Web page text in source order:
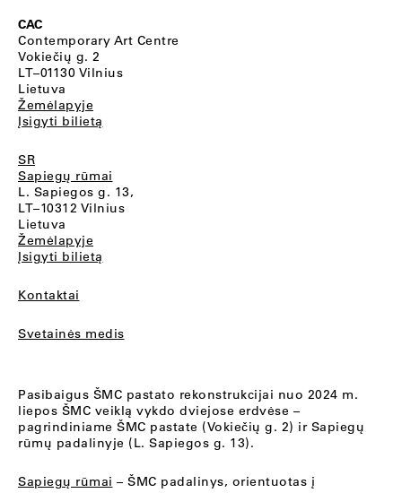
CAC
Contemporary Art Centre
Vokiečių g. 2
LT–01130 Vilnius
Lietuva
Žemėlapyje
Įsigyti bilietą
SR
Sapiegų rūmai
L. Sapiegos g. 13,
LT–10312 Vilnius
Lietuva
Žemėlapyje
Įsigyti bilietą
Kontaktai
Svetainės medis
Pasibaigus ŠMC pastato rekonstrukcijai nuo 2024 m.
liepos ŠMC veiklą vykdo dviejose erdvėse –
pagrindiniame ŠMC pastate (Vokiečių g. 2) ir Sapiegų
rūmų padalinyje (L. Sapiegos g. 13).
Sapiegų rūmai – ŠMC padalinys, orientuotas į